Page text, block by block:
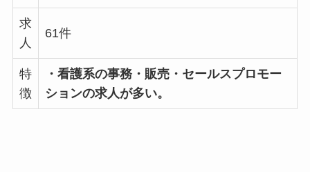
求
人
61件
特
徴
・看護系の事務・販売・セールスプロモー
ションの求人が多い。